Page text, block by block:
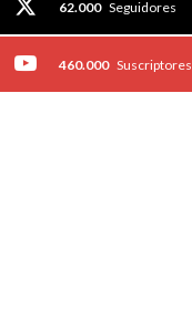
62.000 Seguidores
460.000 Suscriptores